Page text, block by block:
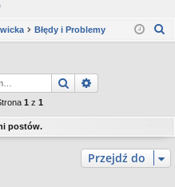
og ej
ę
Błędy i Problemy
j
Szukaj
1 z 1
postów.
Przejdź do